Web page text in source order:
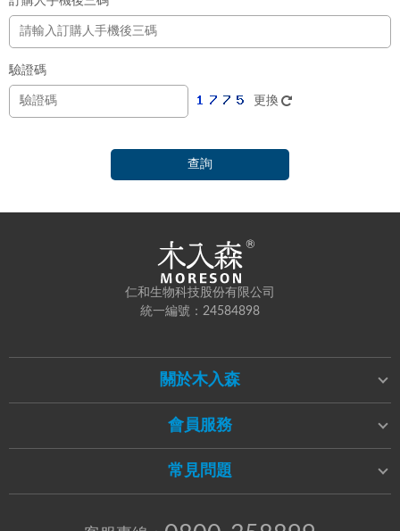
驗證碼
更換
查詢
仁和生物科技股份有限公司
統一編號：24584898
關於木入森
會員服務
常見問題